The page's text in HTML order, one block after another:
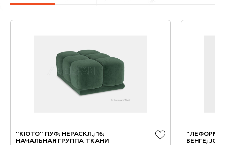
"KIOTO" ПУФ; НЕРАСКЛ.; 16;
НАЧАЛЬНАЯ ГРУППА ТКАНИ
"ЛЕФОРМ"
ВЕНГЕ;